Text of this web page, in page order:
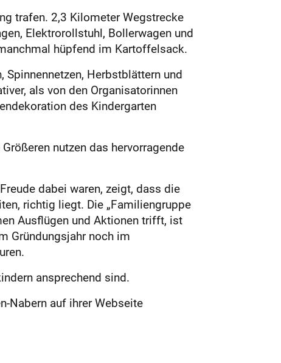
trafen. 2,3 Kilometer Wegstrecke
Elektrorollstuhl, Bollerwagen und
hüpfend im Kartoffelsack.
Herbstblättern und
als von den Organisatorinnen
des Kindergarten
nutzen das hervorragende
dabei waren, zeigt, dass die
richtig liegt. Die „Familiengruppe
Ausflügen und Aktionen trifft, ist
Gründungsjahr noch im
ansprechend sind.
Nabern auf ihrer Webseite